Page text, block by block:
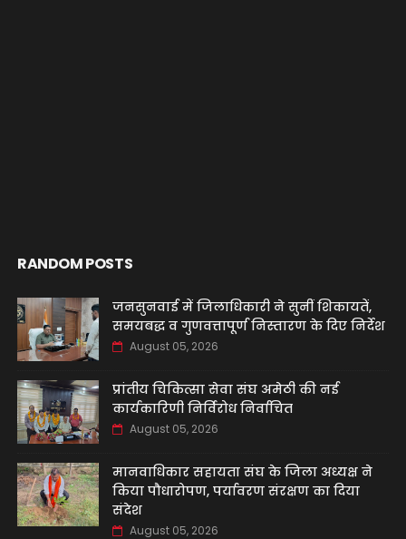
RANDOM POSTS
जनसुनवाई में जिलाधिकारी ने सुनीं शिकायतें,
समयबद्ध व गुणवत्तापूर्ण निस्तारण के दिए निर्देश
August 05, 2026
प्रांतीय चिकित्सा सेवा संघ अमेठी की नई
कार्यकारिणी निर्विरोध निर्वाचित
August 05, 2026
मानवाधिकार सहायता संघ के जिला अध्यक्ष ने
किया पौधारोपण, पर्यावरण संरक्षण का दिया
संदेश
August 05, 2026